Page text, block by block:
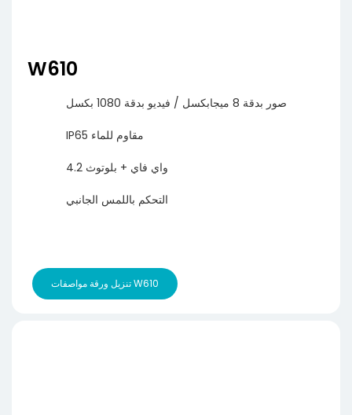
W610
صور بدقة 8 ميجابكسل / فيديو بدقة 1080 بكسل
IP65 مقاوم للماء
واي فاي + بلوتوث 4.2
التحكم باللمس الجانبي
تنزيل ورقة مواصفات W610